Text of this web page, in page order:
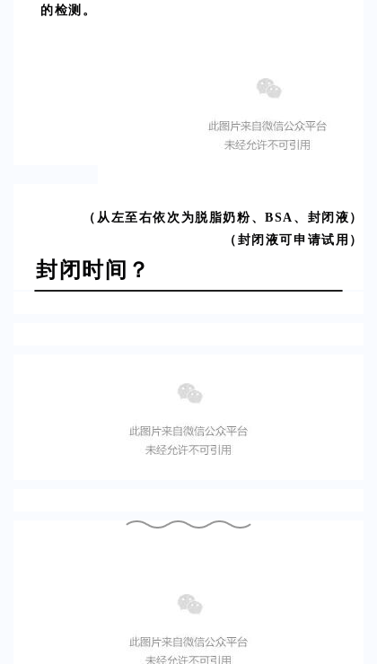
的检测。
（从左至右依次为脱脂奶粉、BSA、封闭液 ）
（封闭液可申请试用）
封闭时间？